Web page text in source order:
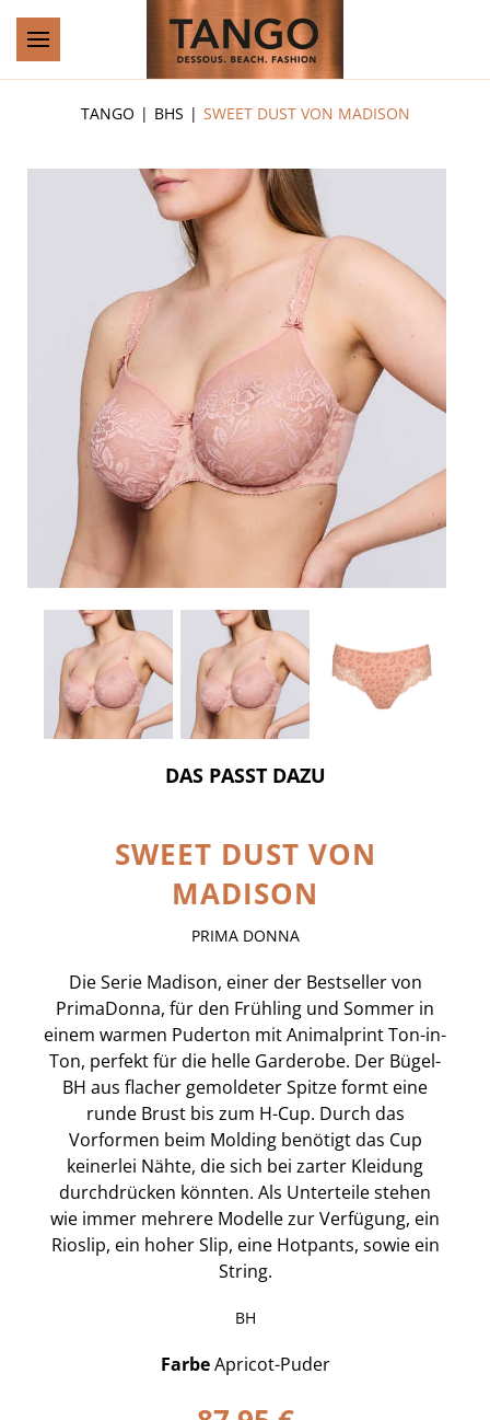
Zum Hauptinhalt springen
TANGO BHS SWEET DUST VON MADISON
DAS PASST DAZU
SWEET DUST VON
MADISON
PRIMA DONNA
Die Serie Madison, einer der Bestseller von
PrimaDonna, für den Frühling und Sommer in
einem warmen Puderton mit Animalprint Ton-in-
Ton, perfekt für die helle Garderobe. Der Bügel-
BH aus flacher gemoldeter Spitze formt eine
runde Brust bis zum H-Cup. Durch das
Vorformen beim Molding benötigt das Cup
keinerlei Nähte, die sich bei zarter Kleidung
durchdrücken könnten. Als Unterteile stehen
wie immer mehrere Modelle zur Verfügung, ein
Rioslip, ein hoher Slip, eine Hotpants, sowie ein
String.
BH
FarbeApricot-Puder